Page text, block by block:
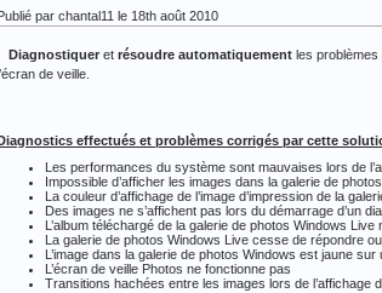
par chantal11 le 18th août 2010
Diagnostiquer et résoudre automatiquement les problèmes
de veille.
effectués et problèmes corrigés par cette
Les performances du système sont mauvaises lors de
Impossible d’afficher les images dans la galerie de
La couleur d’affichage de l’image d’impression de la
Des images ne s’affichent pas lors du démarrage d’un
L’album téléchargé de la galerie de photos Windows
La galerie de photos Windows Live cesse de répondre
L’image dans la galerie de photos Windows est jaune
L’écran de veille Photos ne fonctionne pas
Transitions hachées entre les images lors de l’affichage